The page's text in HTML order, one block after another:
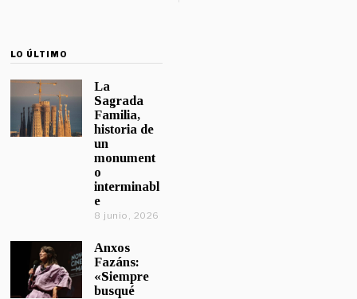
LO ÚLTIMO
La
Sagrada
Familia,
historia de
un
monument
o
interminabl
e
8 junio, 2026
Anxos
Fazáns:
«Siempre
busqué